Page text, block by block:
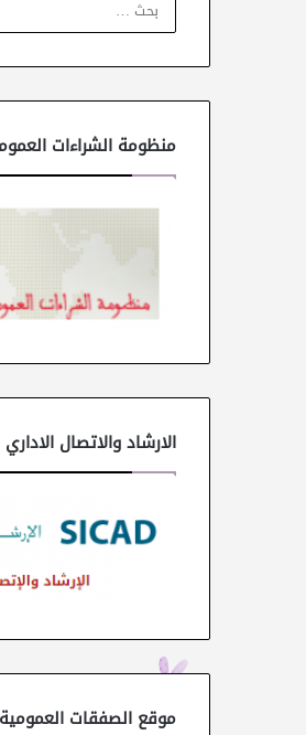
منظومة الشراءات
الارشاد والاتصال الاداري
موقع الصفقات العمومية